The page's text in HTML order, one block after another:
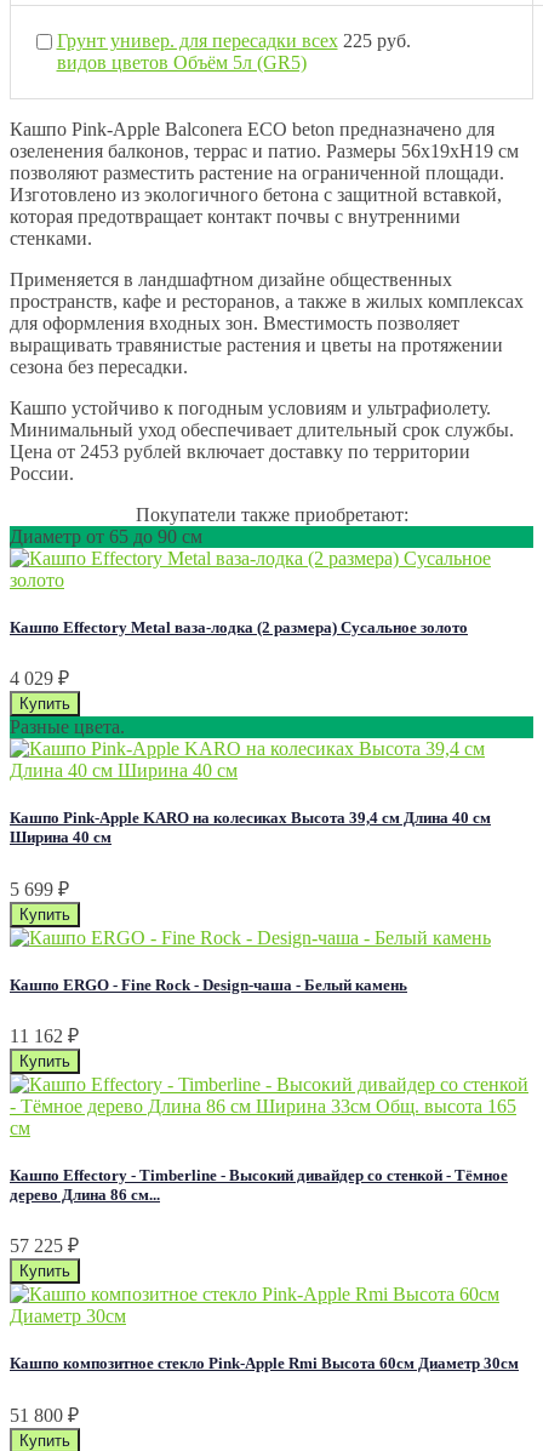
Грунт универ. для пересадки всех
видов цветов Объём 5л (GR5)
225 руб.
Кашпо Pink-Apple Balconera ECO beton предназначено для
озеленения балконов, террас и патио. Размеры 56х19хН19 см
позволяют разместить растение на ограниченной площади.
Изготовлено из экологичного бетона с защитной вставкой,
которая предотвращает контакт почвы с внутренними
стенками.
Применяется в ландшафтном дизайне общественных
пространств, кафе и ресторанов, а также в жилых комплексах
для оформления входных зон. Вместимость позволяет
выращивать травянистые растения и цветы на протяжении
сезона без пересадки.
Кашпо устойчиво к погодным условиям и ультрафиолету.
Минимальный уход обеспечивает длительный срок службы.
Цена от 2453 рублей включает доставку по территории
России.
Покупатели также приобретают:
Диаметр от 65 до 90 см
Кашпо Effectory Metal ваза-лодка (2 размера) Сусальное золото
4 029 ₽
Разные цвета.
Кашпо Pink-Apple KARO на колесиках Высота 39,4 см Длина 40 см
Ширина 40 см
5 699 ₽
Кашпо ERGO - Fine Rock - Design-чаша - Белый камень
11 162 ₽
Кашпо Effectory - Timberline - Высокий дивайдер со стенкой - Тёмное
дерево Длина 86 см...
57 225 ₽
Кашпо композитное стекло Pink-Apple Rmi Высота 60см Диаметр 30см
51 800 ₽